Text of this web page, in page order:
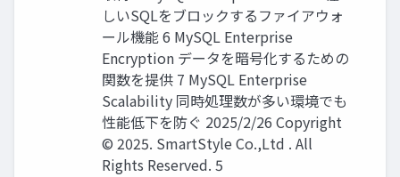
しいSQLをブロックするファイアウォ
ール機能 6 MySQL Enterprise
Encryption データを暗号化するための
関数を提供 7 MySQL Enterprise
Scalability 同時処理数が多い環境でも
性能低下を防ぐ 2025/2/26 Copyright
© 2025. SmartStyle Co.,Ltd . All
Rights Reserved. 5